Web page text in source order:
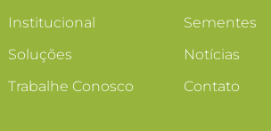
Institucional
Sementes
Soluções
Notícias
Trabalhe Conosco
Contato